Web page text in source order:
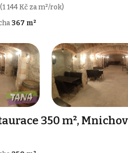
(1 144 Kč za m²/rok)
367 m²
350 m²,